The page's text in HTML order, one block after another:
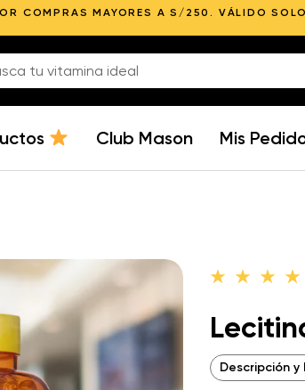
COMPRAS MAYORES A S/250. VÁLIDO
Club Mason Mis
Descripción y